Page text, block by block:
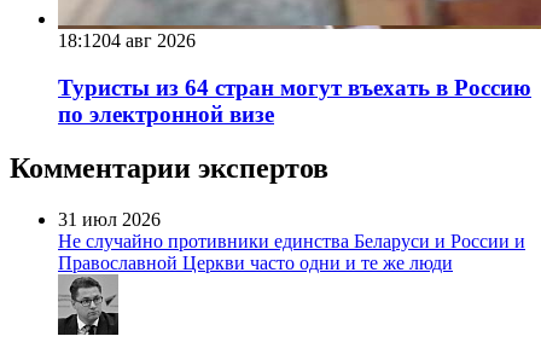
18:1204 авг 2026
Туристы из 64 стран могут въехать в Россию
по электронной визе
Комментарии экспертов
31 июл 2026
Не случайно противники единства Беларуси и России и
Православной Церкви часто одни и те же люди